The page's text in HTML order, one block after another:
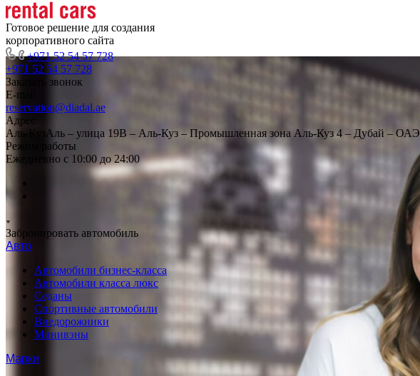
Готовое решение для создания
корпоративного сайта
+971 52 54 57 728
+971 52 54 57 728
Заказать звонок
E-mail
reservation@diadal.ae
Адрес
Аль-КузАль – улица 19B – Аль-Куз – Промышленная зона Аль-Куз 4 – Дубай – ОАЭ
Режим работы
Ежедневно с 10:00 до 24:00
Забронировать автомобиль
Авто
Автомобили бизнес-класса
Автомобили класса люкс
Седаны
Спортивные автомобили
Внедорожники
Минивэны
Марки